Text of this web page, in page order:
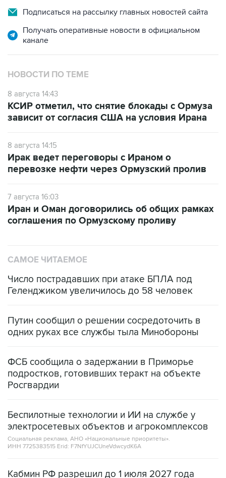
Подписаться на рассылку главных новостей сайта
Получать оперативные новости в официальном
канале
НОВОСТИ ПО ТЕМЕ
8 августа 14:43
КСИР отметил, что снятие блокады с Ормуза
зависит от согласия США на условия Ирана
8 августа 14:15
Ирак ведет переговоры с Ираном о
перевозке нефти через Ормузский пролив
7 августа 16:03
Иран и Оман договорились об общих рамках
соглашения по Ормузскому проливу
САМОЕ ЧИТАЕМОЕ
Число пострадавших при атаке БПЛА под
Геленджиком увеличилось до 58 человек
Путин сообщил о решении сосредоточить в
одних руках все службы тыла Минобороны
ФСБ сообщила о задержании в Приморье
подростков, готовивших теракт на объекте
Росгвардии
Беспилотные технологии и ИИ на службе у
электросетевых объектов и агрокомплексов
Социальная реклама, АНО «Национальные приоритеты».
ИНН 7725383515 Erid: F7NfYUJCUneVdwcydK6A
Кабмин РФ разрешил до 1 июля 2027 года